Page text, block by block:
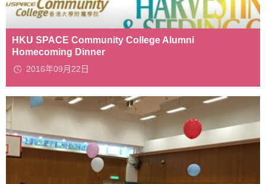
HKU SPACE Community College Alumni
Homecoming Dinner
2016年09月22日